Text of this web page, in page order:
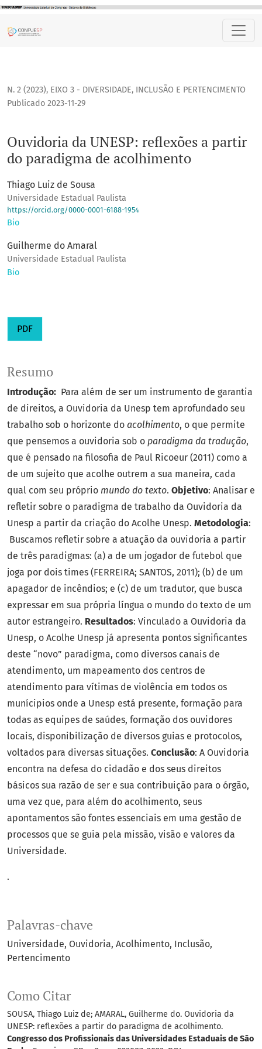
Ouvidoria da UNESP: reflexões a partir do paradigma de
N. 2 (2023), EIXO 3 - DIVERSIDADE, INCLUSÃO E PERTENCIMENTO
Ouvidoria da UNESP: reflexões a partir
do paradigma de acolhimento
Publicado 2023-11-29
Thiago Luiz de Sousa
Universidade Estadual Paulista
https://orcid.org/0000-0001-6188-1954
Bio
Guilherme do Amaral
Universidade Estadual Paulista
Bio
PDF
Palavras-chave
Universidade Ouvidoria Acolhimento Inclusão
Pertencimento
Como Citar
SOUSA, Thiago Luiz de; AMARAL, Guilherme do. Ouvidoria da
UNESP: reflexões a partir do paradigma de acolhimento.
Congresso dos Profissionais das Universidades Estaduais de São
Resumo
Introdução: Para além de ser um instrumento de garantia
de direitos, a Ouvidoria da Unesp tem aprofundado seu
trabalho sob o horizonte do acolhimento, o que permite
que pensemos a ouvidoria sob o paradigma da tradução,
que é pensado na filosofia de Paul Ricoeur (2011) como a
de um sujeito que acolhe outrem a sua maneira, cada
qual com seu próprio mundo do texto. Objetivo: Analisar e
refletir sobre o paradigma de trabalho da Ouvidoria da
Unesp a partir da criação do Acolhe Unesp. Metodologia:
Buscamos refletir sobre a atuação da ouvidoria a partir
de três paradigmas: (a) a de um jogador de futebol que
joga por dois times (FERREIRA; SANTOS, 2011); (b) de um
apagador de incêndios; e (c) de um tradutor, que busca
expressar em sua própria língua o mundo do texto de um
autor estrangeiro. Resultados: Vinculado a Ouvidoria da
Unesp, o Acolhe Unesp já apresenta pontos significantes
deste “novo” paradigma, como diversos canais de
atendimento, um mapeamento dos centros de
atendimento para vítimas de violência em todos os
munícipios onde a Unesp está presente, formação para
todas as equipes de saúdes, formação dos ouvidores
locais, disponibilização de diversos guias e protocolos,
voltados para diversas situações. Conclusão: A Ouvidoria
encontra na defesa do cidadão e dos seus direitos
básicos sua razão de ser e sua contribuição para o órgão,
uma vez que, para além do acolhimento, seus
apontamentos são fontes essenciais em uma gestão de
processos que se guia pela missão, visão e valores da
Universidade.
.